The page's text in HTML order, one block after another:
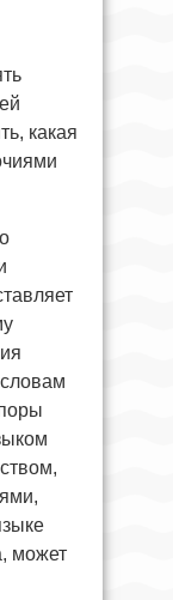
какая
может